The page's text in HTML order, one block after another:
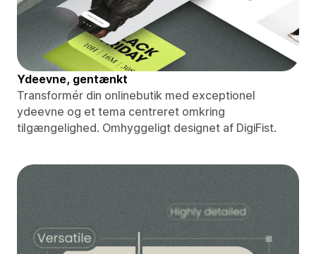
Ydeevne, gentænkt
Transformér din onlinebutik med exceptionel
ydeevne og et tema centreret omkring
tilgængelighed. Omhyggeligt designet af DigiFist.